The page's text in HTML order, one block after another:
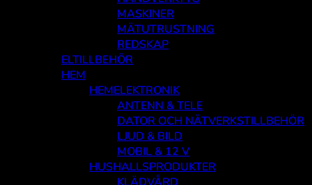
MASKINER
MÄTUTRUSTNING
REDSKAP
ELTILLBEHÖR
HEM
HEMELEKTRONIK
ANTENN & TELE
DATOR OCH NÄTVERKSTILLBEHÖR
LJUD & BILD
MOBIL & 12 V
HUSHALLSPRODUKTER